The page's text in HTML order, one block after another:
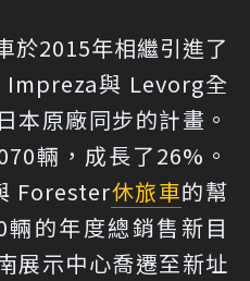
於2015年相繼引進了
與 Levorg全
本原廠同步的計畫。
輛，成長了26%。
Forester休旅車的幫
的年度總銷售新目
展示中心喬遷至新址